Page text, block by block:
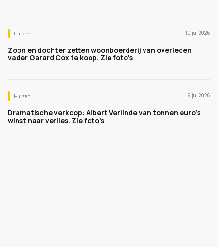
Huizen 10 jul 2026
Zoon en dochter zetten woonboerderij van overleden
vader Gerard Cox te koop. Zie foto's
Huizen 9 jul 2026
Dramatische verkoop: Albert Verlinde van tonnen euro's
winst naar verlies. Zie foto's